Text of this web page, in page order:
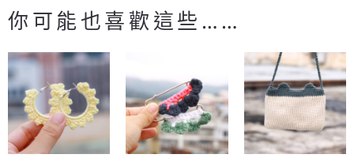
你可能也喜歡這些……